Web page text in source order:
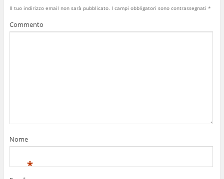
Il tuo indirizzo email non sarà pubblicato. I campi obbligatori sono contrassegnati *
Commento
Nome
*